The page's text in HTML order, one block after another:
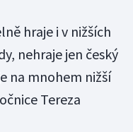
hraje i v nižších
nehraje jen český
na mnohem nižší
Tereza